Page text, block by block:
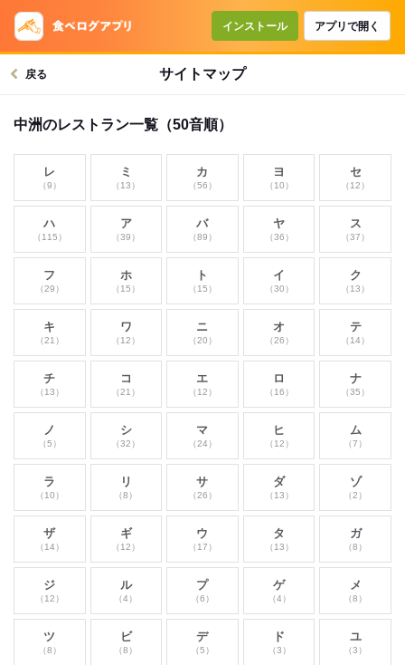
インストール アプリで開く
サイトマップ
戻る
中洲のレストラン一覧（50音順）
レ
（9）
ミ
（13）
カ
（56）
ヨ
（10）
セ
（12）
ハ
（115）
ア
（39）
バ
（89）
ヤ
（36）
ス
（37）
フ
（29）
ホ
（15）
ト
（15）
イ
（30）
ク
（13）
キ
（21）
ワ
（12）
ニ
（20）
オ
（26）
テ
（14）
チ
（13）
コ
（21）
エ
（12）
ロ
（16）
ナ
（35）
ノ
（5）
シ
（32）
マ
（24）
ヒ
（12）
ム
（7）
ラ
（10）
リ
（8）
サ
（26）
ダ
（13）
ゾ
（2）
ザ
（14）
ギ
（12）
ウ
（17）
タ
（13）
ガ
（8）
ジ
（12）
ル
（4）
プ
（6）
ゲ
（4）
メ
（8）
ツ
（8）
ビ
（8）
デ
（5）
ド
（3）
ユ
（3）